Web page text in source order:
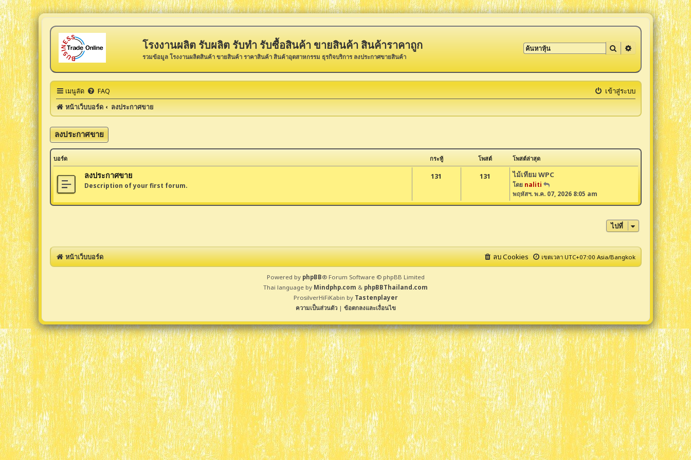
โรงงานผลิต รับผลิต รับทำ รับซื้อสินค้า ขายสินค้า สินค้าราคาถูก
รวมข้อมูล โรงงานผลิตสินค้า ขายสินค้า ราคาสินค้า สินค้าอุตสาหกรรม ธุรกิจบริการ ลงประกาศขายสินค้า
ค้นหา การค้นหาขั้นสูง
เมนูลัด FAQ
เข้าสู่ระบบ
หน้าเว็บบอร์ด
ลงประกาศขาย
ลงประกาศขาย
บอร์ด กระทู้ โพสต์ โพสต์ล่าสุด
ลงประกาศขาย
Description of your first forum.
131 131 ไม้เทียม WPC
โดย naliti
ข้
อ
ล่
า
สุ
พฤหัสฯ. พ.ค. 07, 2026 8:05 am
ไปที่
หน้าเว็บบอร์ด เขตเวลา UTC+07:00 Asia/Bangkok
ลบ Cookies
Powered by phpBB® Forum Software © phpBB Limited
Thai language by Mindphp.com & phpBBThailand.com
ProsilverHiFiKabin by Tastenplayer
ความเป็นส่วนตัว| ข้อตกลงและเงื่อนไข